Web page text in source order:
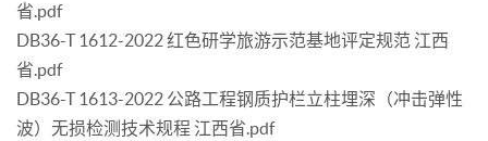
省.pdf
DB36-T 1612-2022 红色研学旅游示范基地评定规范 江西
省.pdf
DB36-T 1613-2022 公路工程钢质护栏立柱埋深（冲击弹性
波）无损检测技术规程 江西省.pdf